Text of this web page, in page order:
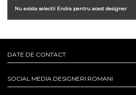
Nu exista selectii Endra pentru acest designer
DATE DE CONTACT
SOCIAL MEDIA DESIGNERI ROMANI